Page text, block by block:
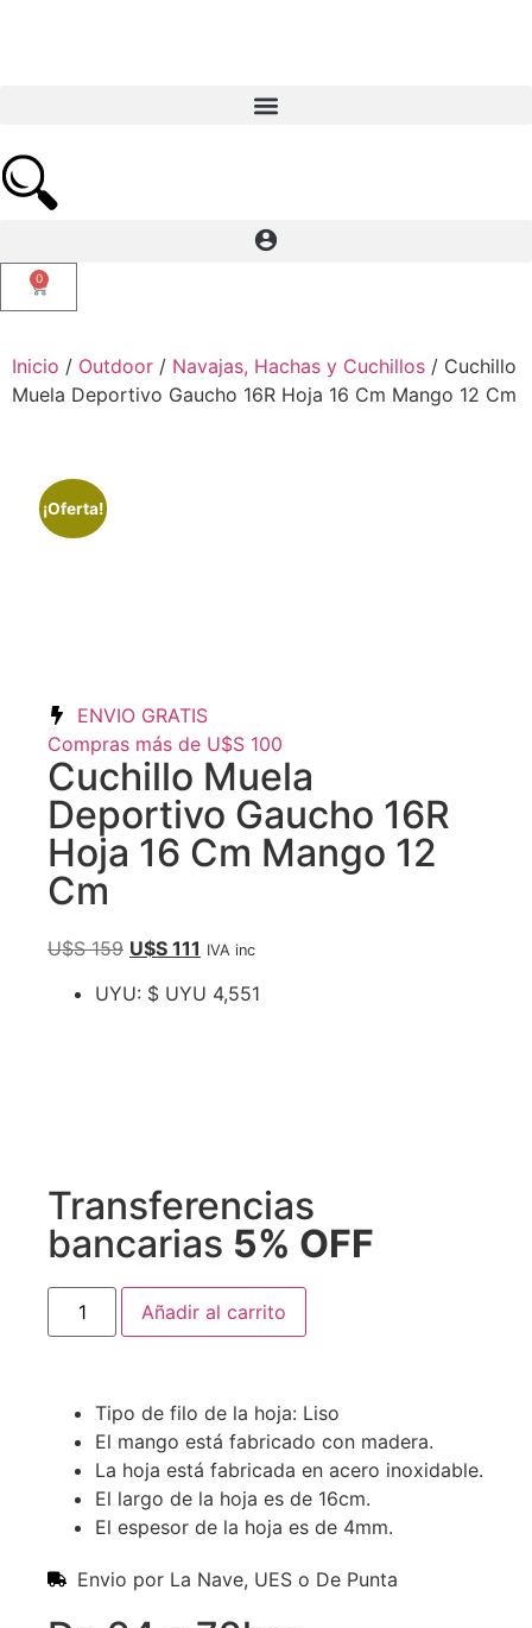
0
Inicio / Outdoor / Navajas, Hachas y Cuchillos / Cuchillo
Muela Deportivo Gaucho 16R Hoja 16 Cm Mango 12 Cm
¡Oferta!
ENVIO GRATIS
Compras más de U$S 100
Cuchillo Muela
Deportivo Gaucho 16R
Hoja 16 Cm Mango 12
Cm
U$S159 U$S 111 IVA inc
UYU: $ UYU 4,551
Transferencias
bancarias 5% OFF
Añadir al carrito
Tipo de filo de la hoja: Liso
El mango está fabricado con madera.
La hoja está fabricada en acero inoxidable.
El largo de la hoja es de 16cm.
El espesor de la hoja es de 4mm.
Envio por La Nave, UES o De Punta